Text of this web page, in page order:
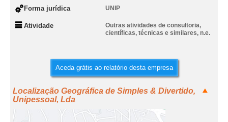
Forma jurídica UNIP
Atividade
Outras atividades de consultoria,
científicas, técnicas e similares, n.e.
Aceda grátis ao relatório desta empresa
Localização Geográfica de Simples & Divertido,
Unipessoal, Lda